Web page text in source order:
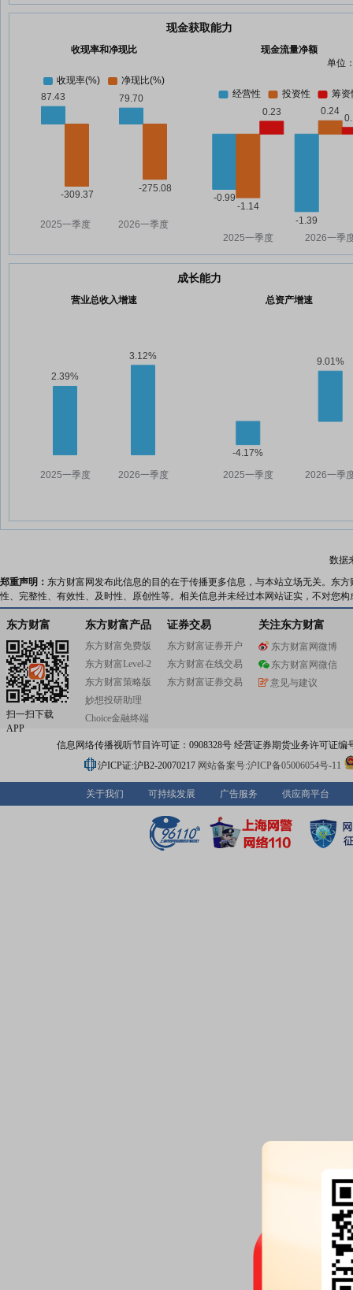
现金获取能力
收现率和净现比
现金流量净额
单位
成长能力
营业总收入增速 总资产增速
数据
郑重声明： 东方财富网发布此信息的目的在于传播更多信息，与本站立场无关。东
性、完整性、有效性、及时性、原创性等。相关信息并未经过本网站证实，不对您
东方财富
扫一扫下载
APP
东方财富产品
东方财富免费版
东方财富Level-2
东方财富策略版
妙想投研助理
Choice金融终端
证券交易
东方财富证券开户
东方财富在线交易
东方财富证券交易
关注东方财富
东方财富网微博
东方财富网微信
意见与建议
信息网络传播视听节目许可证：0908328号 经营证券期货业务许可证编
沪ICP证:沪B2-20070217 网站备案号:沪ICP备05006054号-11
关于我们 可持续发展 广告服务 供应商平台